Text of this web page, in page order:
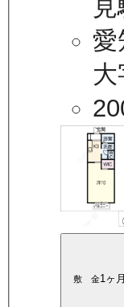
愛
敷 金1ヶ月